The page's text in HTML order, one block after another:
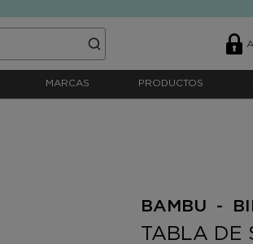
MARCAS PRODUCTOS
BAMBU -
TABLA DE